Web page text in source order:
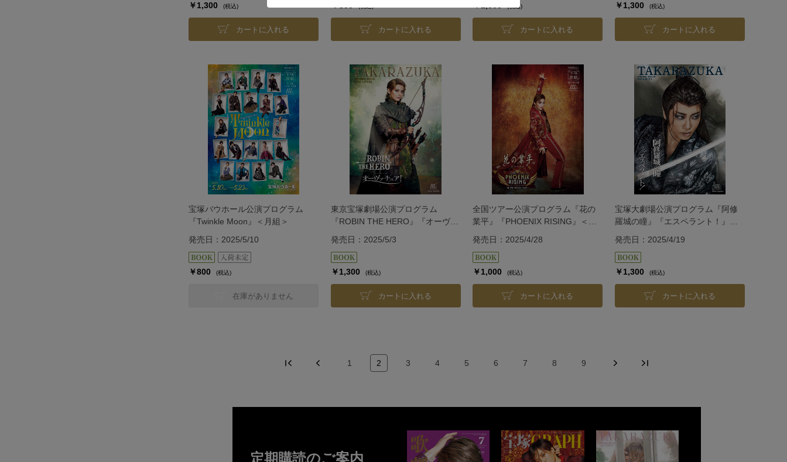
￥1,300 (税込)
カートに入れる カートに入れる
(税込)
カートに入れる
￥1,300 (税込)
カートに入れる
宝塚バウホール公演プログラム
『Twinkle Moon』＜月組＞
発売日：2025/5/10
￥800 (税込)
在庫がありません
東京宝塚劇場公演プログラム
『ROBIN THE HERO』『オーヴァ
チュア！』＜雪組＞
発売日：2025/5/3
￥1,300 (税込)
カートに入れる
全国ツアー公演プログラム『花の
業平』『PHOENIX RISING』＜月
組＞
発売日：2025/4/28
￥1,000 (税込)
カートに入れる
宝塚大劇場公演プログラム『阿修
羅城の瞳』『エスペラント！』＜
星組＞
発売日：2025/4/19
￥1,300 (税込)
カートに入れる
1 2 3 4 5 6 7 8 9
定期購読のご案内